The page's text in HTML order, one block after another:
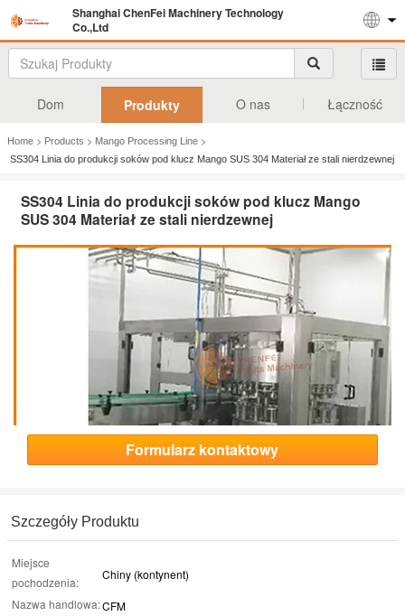
Shanghai ChenFei Machinery Technology
Co.,Ltd
Dom Produkty O nas Łączność
Home > Products > Mango Processing Line >
SS304 Linia do produkcji soków pod klucz Mango SUS 304 Materiał ze stali nierdzewnej
SS304 Linia do produkcji soków pod klucz Mango
SUS 304 Materiał ze stali nierdzewnej
Formularz kontaktowy
Szczegóły Produktu
Miejsce
pochodzenia:
Chiny (kontynent)
Nazwa handlowa:CFM